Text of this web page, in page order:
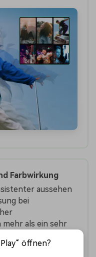
Farbwirkung
aussehen
bei
als ein sehr
öffnen?